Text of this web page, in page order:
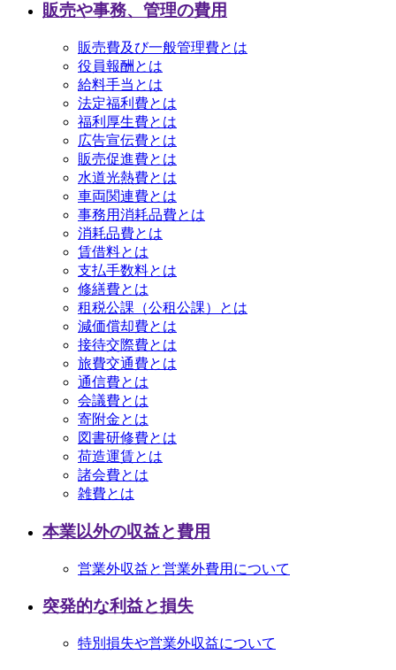
販売や事務、管理の費用
販売費及び一般管理費とは
役員報酬とは
給料手当とは
法定福利費とは
福利厚生費とは
広告宣伝費とは
販売促進費とは
水道光熱費とは
車両関連費とは
事務用消耗品費とは
消耗品費とは
賃借料とは
支払手数料とは
修繕費とは
租税公課（公租公課）とは
減価償却費とは
接待交際費とは
旅費交通費とは
通信費とは
会議費とは
寄附金とは
図書研修費とは
荷造運賃とは
諸会費とは
雑費とは
本業以外の収益と費用
営業外収益と営業外費用について
突発的な利益と損失
特別損失や営業外収益について